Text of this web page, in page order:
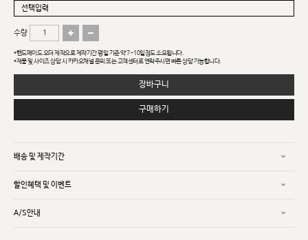
수량
*핸드메이드 오더 제작으로 제작기간 평일 기준 약 7~10일정도 소요됩니다.
*제품 및 사이즈 상담 시 카카오채널 문의 또는 고객센터로 연락주시면 빠른 상담 가능합니다.
장바구니
구매하기
배송 및 제작기간
할인혜택 및 이벤트
A/S안내